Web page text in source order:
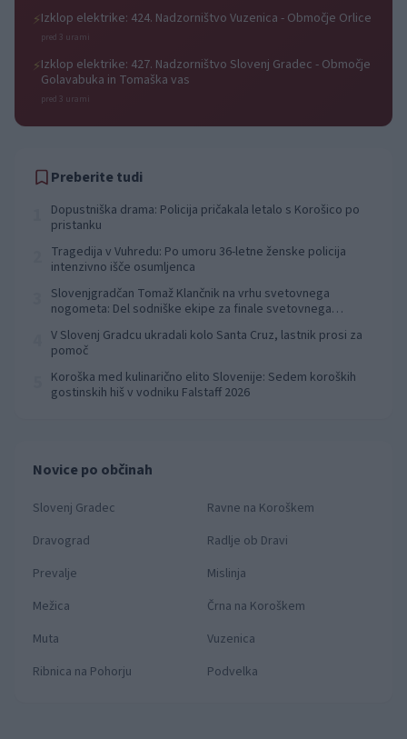
⚡Izklop elektrike: 424. Nadzorništvo Vuzenica - Območje Orlice
pred 3 urami
⚡Izklop elektrike: 427. Nadzorništvo Slovenj Gradec - Območje
Golavabuka in Tomaška vas
pred 3 urami
Preberite tudi
Dopustniška drama: Policija pričakala letalo s Korošico po
pristanku
Tragedija v Vuhredu: Po umoru 36-letne ženske policija
intenzivno išče osumljenca
Slovenjgradčan Tomaž Klančnik na vrhu svetovnega
nogometa: Del sodniške ekipe za finale svetovnega
V Slovenj Gradcu ukradali kolo Santa Cruz, lastnik prosi za
pomoč
Koroška med kulinarično elito Slovenije: Sedem koroških
gostinskih hiš v vodniku Falstaff 2026
Novice po občinah
Slovenj Gradec
Ravne na Koroškem
Dravograd
Radlje ob Dravi
Prevalje
Mislinja
Mežica
Črna na Koroškem
Muta
Vuzenica
Ribnica na Pohorju
Podvelka